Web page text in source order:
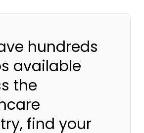
hundreds
available
the
find your